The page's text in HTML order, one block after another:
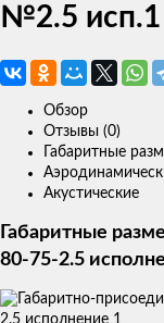
№2.5 исп.1
Обзор
Отзывы (0)
Габаритные
Акустические
Габаритные
80-75-2.5